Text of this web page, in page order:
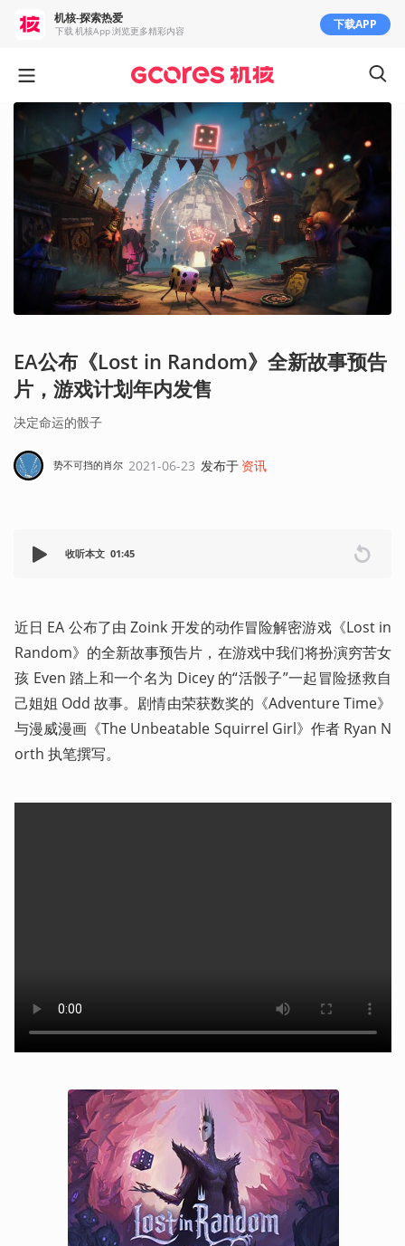
EA公布《Lost in Random》全新故事预告
片，游戏计划年内发售
决定命运的骰子
势不可挡的肖尔 2021-06-23 发布于 资讯
收听本文 01:45
近日 EA 公布了由 Zoink 开发的动作冒险解密游戏《Lost in
Random》的全新故事预告片，在游戏中我们将扮演穷苦女
孩 Even 踏上和一个名为 Dicey 的“活骰子”一起冒险拯救自
己姐姐 Odd 故事。剧情由荣获数奖的《Adventure Time》
与漫威漫画《The Unbeatable Squirrel Girl》作者 Ryan N
orth 执笔撰写。
机核-探索热爱
下载 机核App 浏览更多精彩内容 下载APP